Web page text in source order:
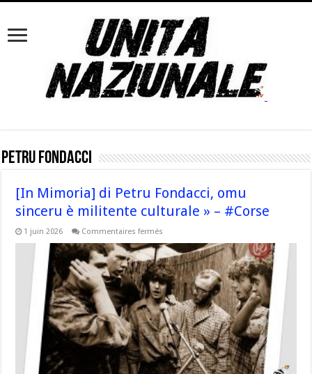
Petru Fondacci
[In Mimoria] di Petru Fondacci, omu
sinceru è militente culturale » – #Corse
1 juin 2026 Commentaires fermés
Mimoria]
di
Petru
Fondacci,
omu
sinceru
è
militente
culturale »
–
#Corse